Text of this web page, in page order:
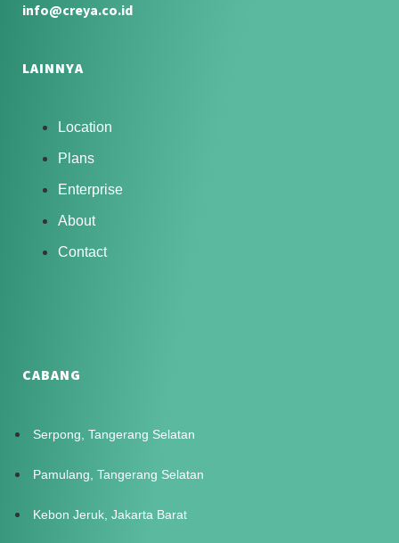
info@creya.co.id
LAINNYA
Location
Plans
Enterprise
About
Contact
CABANG
Serpong, Tangerang Selatan
Pamulang, Tangerang Selatan
Kebon Jeruk, Jakarta Barat